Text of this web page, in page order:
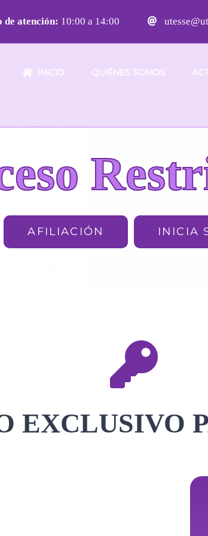
atención: 10:00 a 14:00
INICIO QUIÉNES SOMOS
AFILIACIÓN INICIA
EXCLUSIVO